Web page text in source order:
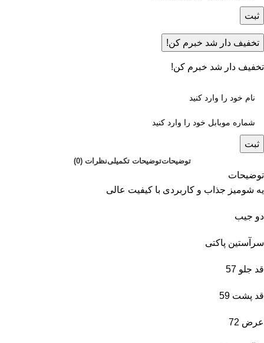
ثبت
تخفیف دار شد خبرم کن!
تخفیف دار شد خبرم کن!
ثبت
توضیحاتتوضیحات تکمیلینظرات (0)
توضیحات
یه شومیز جذاب و کاربردی با کیفیت عالی
دو جیب
سرآستین پاکتی
قد جلو 57
قد پشت 59
عرض 72